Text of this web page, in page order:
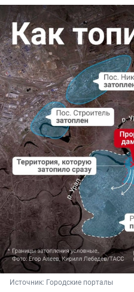
Источник: Городские порталы